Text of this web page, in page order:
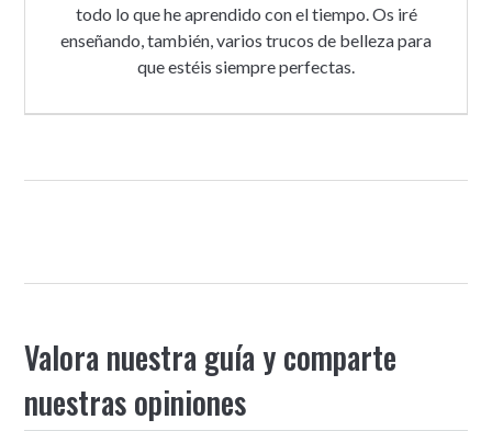
todo lo que he aprendido con el tiempo. Os iré
enseñando, también, varios trucos de belleza para
que estéis siempre perfectas.
Valora nuestra guía y comparte
nuestras opiniones